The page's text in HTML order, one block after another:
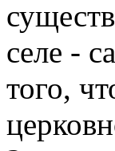
селе -
того,